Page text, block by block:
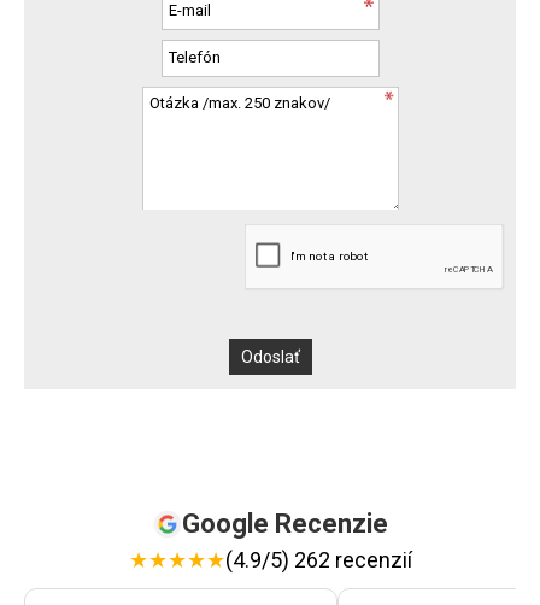
Google Recenzie
★★★★★(4.9/5) 262 recenzií